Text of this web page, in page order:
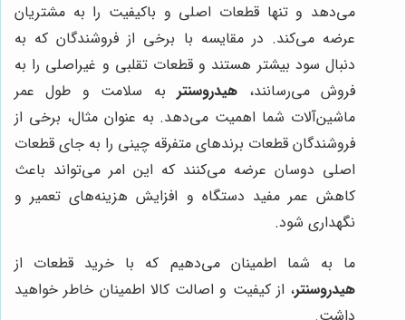
می‌دهد و تنها قطعات اصلی و باکیفیت را به مشتریان
عرضه می‌کند. در مقایسه با برخی از فروشندگان که به
دنبال سود بیشتر هستند و قطعات تقلبی و غیراصلی را به
فروش می‌رسانند، هیدروسنتربه سلامت و طول عمر
ماشین‌آلات شما اهمیت می‌دهد. به عنوان مثال، برخی از
فروشندگان قطعات برندهای متفرقه چینی را به جای قطعات
اصلی دوسان عرضه می‌کنند که این امر می‌تواند باعث
کاهش عمر مفید دستگاه و افزایش هزینه‌های تعمیر و
نگهداری شود.
ما به شما اطمینان می‌دهیم که با خرید قطعات از
هیدروسنتر، از کیفیت و اصالت کالا اطمینان خاطر خواهید